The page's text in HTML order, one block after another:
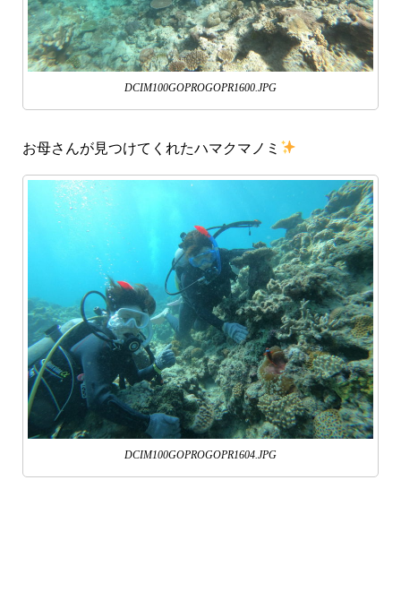
DCIM100GOPROGOPR1600.JPG
お母さんが見つけてくれたハマクマノミ
DCIM100GOPROGOPR1604.JPG